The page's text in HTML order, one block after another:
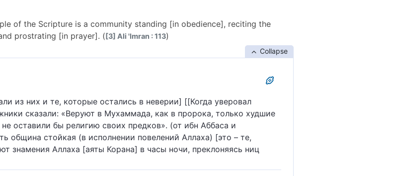
of the Scripture is a community standing [in obedience], reciting the
prostrating [in prayer]. ([3] Ali 'Imran : 113)
Collapse
из них и те, которые остались в неверии] [[Когда уверовал
сказали: «Веруют в Мухаммада, как в пророка, только худшие
оставили бы религию своих предков». (от ибн Аббаса и
община стойкая (в исполнении повелений Аллаха) [это – те,
знамения Аллаха [аяты Корана] в часы ночи, преклоняясь ниц